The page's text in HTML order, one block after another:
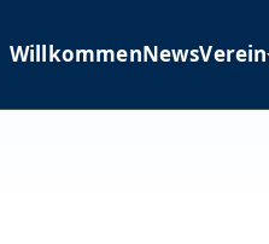
WillkommenNewsVerein